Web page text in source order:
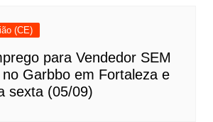
(CE)
para Vendedor SEM
Garbbo em Fortaleza e
sexta (05/09)